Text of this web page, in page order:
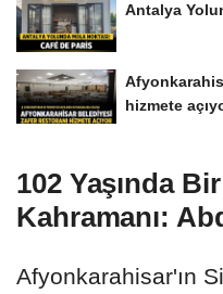
Antalya
hizmete
102 Yaşında
Kahramanı:
Afyonkarahisar'ın